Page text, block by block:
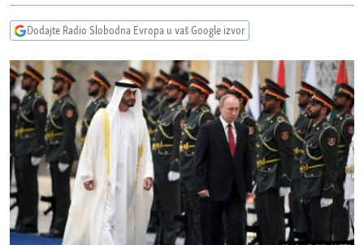
Pređite
na
VIDEO
FOTOGALERIJE
INFOGRAFIKE
PODCASTI
RAT U UKRAJINI
KINA NA BALKANU
RSE PRIČE IZ SVIJETA
ISPRIČAJ MI
DNEVNO@RSE
SPECIJALI RSE
Dodajte Radio Slobodna Evropa u vaš Google izvor